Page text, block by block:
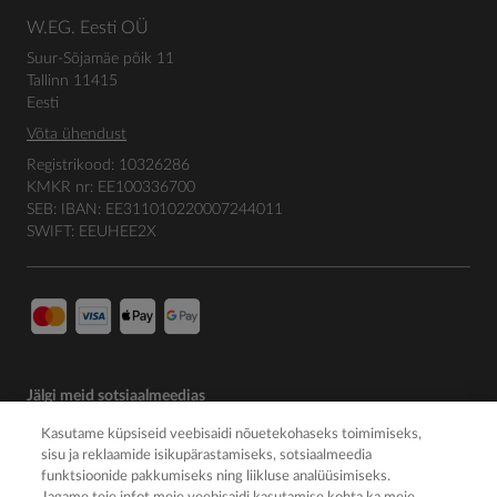
W.EG. Eesti OÜ
Suur-Sõjamäe põik 11
Tallinn 11415
Eesti
Võta ühendust
Registrikood: 10326286
KMKR nr: EE100336700
SEB: IBAN: EE311010220007244011
SWIFT: EEUHEE2X
Jälgi meid sotsiaalmeedias
Kasutame küpsiseid veebisaidi nõuetekohaseks toimimiseks,
sisu ja reklaamide isikupärastamiseks, sotsiaalmeedia
funktsioonide pakkumiseks ning liikluse analüüsimiseks.